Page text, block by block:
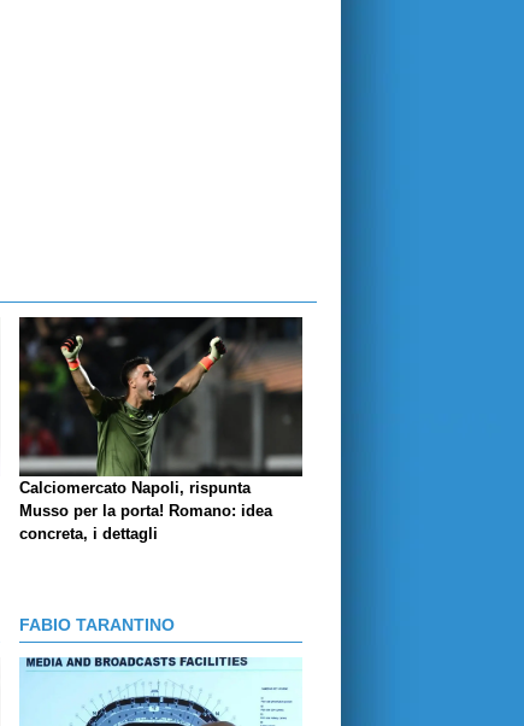
Calciomercato Napoli, rispunta
Musso per la porta! Romano: idea
concreta, i dettagli
FABIO TARANTINO